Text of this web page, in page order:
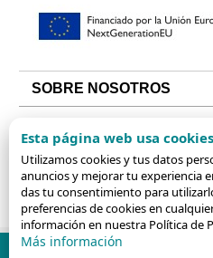
SOBRE NOSOTROS
ALGUNAS CATEGORÍAS
Esta página web usa cookies
Utilizamos cookies y tus datos
anuncios y mejorar tu experiencia
das tu consentimiento para
preferencias de cookies en
información en nuestra Política de
Más información